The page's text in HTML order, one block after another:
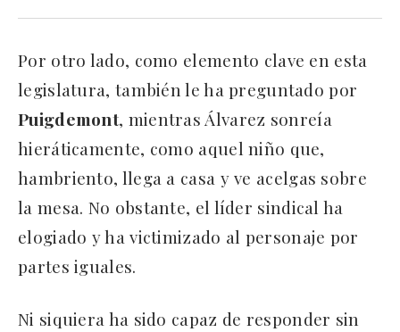
Por otro lado, como elemento clave en esta
legislatura, también le ha preguntado por
Puigdemont, mientras Álvarez sonreía
hieráticamente, como aquel niño que,
hambriento, llega a casa y ve acelgas sobre
la mesa. No obstante, el líder sindical ha
elogiado y ha victimizado al personaje por
partes iguales.
Ni siquiera ha sido capaz de responder sin